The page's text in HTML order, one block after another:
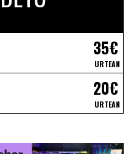
35€
URTEAN
20€
URTEAN